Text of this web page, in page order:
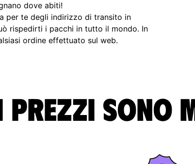
dove abiti!
per te degli indirizzo di transito in
rispedirti i pacchi in tutto il mondo. In
ordine effettuato sul web.
sono